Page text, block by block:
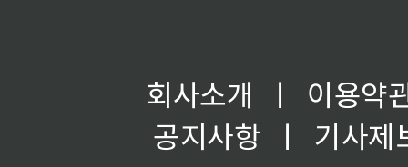
회사소개 ㅣ
이용약
공지사항
ㅣ
기사제